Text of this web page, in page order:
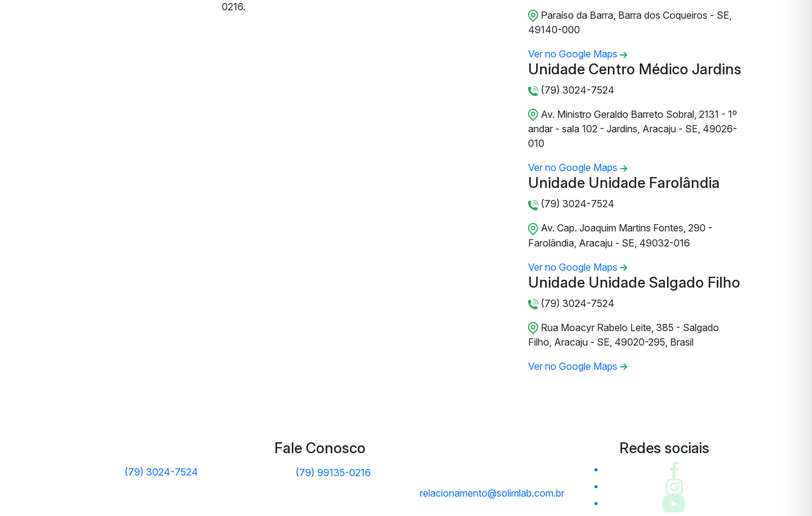
0216.
Paraíso da Barra, Barra dos Coqueiros - SE,
49140-000
Ver no Google Maps
Unidade Centro Médico Jardins
(79) 3024-7524
Av. Ministro Geraldo Barreto Sobral, 2131 - 1º
andar - sala 102 - Jardins, Aracaju - SE, 49026-
010
Ver no Google Maps
Unidade Unidade Farolândia
(79) 3024-7524
Av. Cap. Joaquim Martins Fontes, 290 -
Farolândia, Aracaju - SE, 49032-016
Ver no Google Maps
Unidade Unidade Salgado Filho
(79) 3024-7524
Rua Moacyr Rabelo Leite, 385 - Salgado
Filho, Aracaju - SE, 49020-295, Brasil
Ver no Google Maps
Fale Conosco
(79) 3024-7524
(79) 99135-0216
relacionamento@solimlab.com.br
Redes sociais